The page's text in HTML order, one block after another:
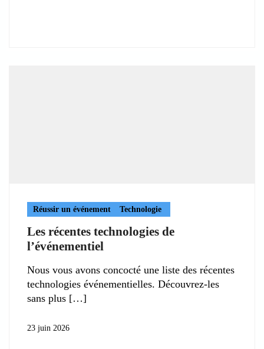
Réussir un événement Technologie
Les récentes technologies de
l’événementiel
Nous vous avons concocté une liste des récentes
technologies événementielles. Découvrez-les
sans plus
23 juin 2026